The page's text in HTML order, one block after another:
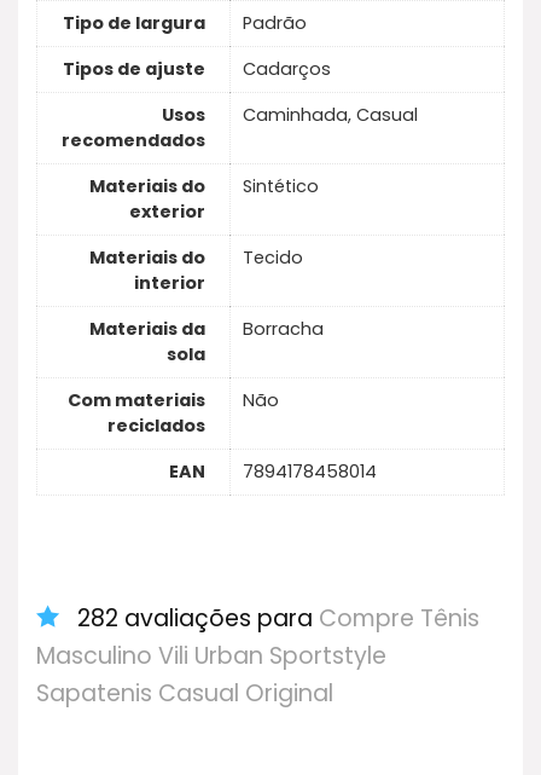
Tipo de largura
Padrão
Tipos de ajuste
Cadarços
Usos
recomendados
Caminhada, Casual
Materiais do
exterior
Sintético
Materiais do
interior
Tecido
Materiais da
sola
Borracha
Com materiais
reciclados
Não
EAN 7894178458014
282 avaliações para Compre Tênis
Masculino Vili Urban Sportstyle
Sapatenis Casual Original